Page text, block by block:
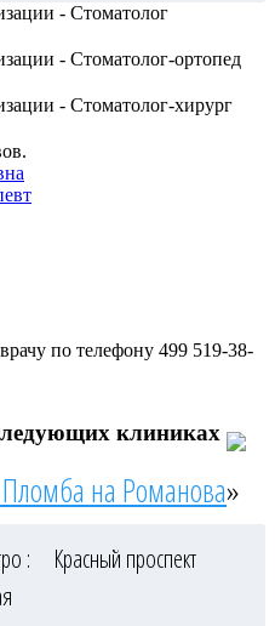
- Стоматолог
- Стоматолог-ортопед
- Стоматолог-хирург
по телефону 499 519-38-
клиниках
на Романова»
:
Красный проспект